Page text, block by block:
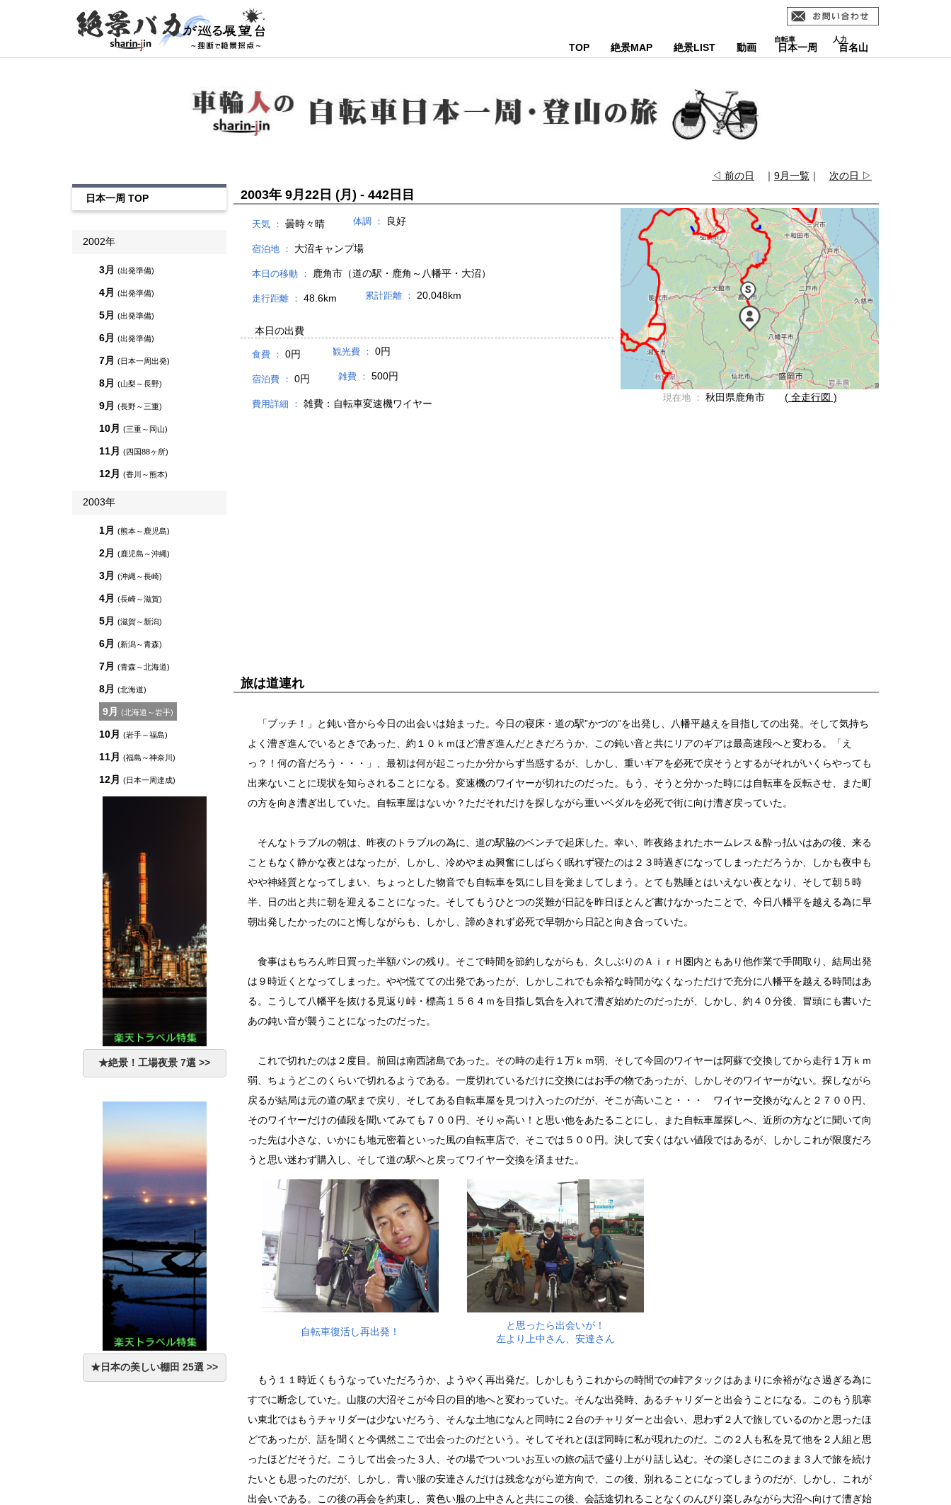
TOP 絶景MAP 絶景LIST 動画 日本一周 百名山
日本一周 TOP
2002年
3月 (出発準備)
4月 (出発準備)
5月 (出発準備)
6月 (出発準備)
7月 (日本一周出発)
8月 (山梨～長野)
9月 (長野～三重)
10月 (三重～岡山)
11月 (四国88ヶ所)
12月 (香川～熊本)
2003年
1月 (熊本～鹿児島)
2月 (鹿児島～沖縄)
3月 (沖縄～長崎)
4月 (長崎～滋賀)
5月 (滋賀～新潟)
6月 (新潟～青森)
7月 (青森～北海道)
8月 (北海道)
9月 (北海道～岩手)
10月 (岩手～福島)
11月 (福島～神奈川)
12月 (日本一周達成)
★絶景！工場夜景 7選 >>
★日本の美しい棚田 25選 >>
◁ 前の日 ｜ 9月一覧 ｜ 次の日 ▷
2003年 9月22日 (月) - 442日目
天気 ： 曇時々晴 体調 ： 良好
宿泊地 ： 大沼キャンプ場
本日の移動 ： 鹿角市（道の駅・鹿角～八幡平・大沼）
走行距離 ： 48.6km 累計距離 ： 20,048km
本日の出費
食費 ： 0円 観光費 ： 0円
宿泊費 ： 0円 雑費 ： 500円
費用詳細 ： 雑費：自転車変速機ワイヤー
現在地 ： 秋田県鹿角市 ( 全走行図 )
旅は道連れ
「ブッチ！」と鈍い音から今日の出会いは始まった。今日の寝床・道の駅”かづの”を出発し、八幡平越えを目指しての出発。そして気持ち
よく漕ぎ進んでいるときであった、約１０ｋｍほど漕ぎ進んだときだろうか、この鈍い音と共にリアのギアは最高速段へと変わる。「え
っ？！何の音だろう・・・」、最初は何が起こったか分からず当惑するが、しかし、重いギアを必死で戻そうとするがそれがいくらやっても
出来ないことに現状を知らされることになる。変速機のワイヤーが切れたのだった。もう、そうと分かった時には自転車を反転させ、また町
の方を向き漕ぎ出していた。自転車屋はないか？ただそれだけを探しながら重いペダルを必死で街に向け漕ぎ戻っていた。
そんなトラブルの朝は、昨夜のトラブルの為に、道の駅脇のベンチで起床した。幸い、昨夜絡まれたホームレス＆酔っ払いはあの後、来る
こともなく静かな夜とはなったが、しかし、冷めやまぬ興奮にしばらく眠れず寝たのは２３時過ぎになってしまっただろうか、しかも夜中も
やや神経質となってしまい、ちょっとした物音でも自転車を気にし目を覚ましてしまう。とても熟睡とはいえない夜となり、そして朝５時
半、日の出と共に朝を迎えることになった。そしてもうひとつの災難が日記を昨日ほとんど書けなかったことで、今日八幡平を越える為に早
朝出発したかったのにと悔しながらも、しかし、諦めきれず必死で早朝から日記と向き合っていた。
食事はもちろん昨日買った半額パンの残り。そこで時間を節約しながらも、久しぶりのＡｉｒＨ圏内ともあり他作業で手間取り、結局出発
は９時近くとなってしまった。やや慌てての出発であったが、しかしこれでも余裕な時間がなくなっただけで充分に八幡平を越える時間はあ
る。こうして八幡平を抜ける見返り峠・標高１５６４ｍを目指し気合を入れて漕ぎ始めたのだったが、しかし、約４０分後、冒頭にも書いた
あの鈍い音が襲うことになったのだった。
これで切れたのは２度目。前回は南西諸島であった。その時の走行１万ｋｍ弱、そして今回のワイヤーは阿蘇で交換してから走行１万ｋｍ
弱、ちょうどこのくらいで切れるようである。一度切れているだけに交換にはお手の物であったが、しかしそのワイヤーがない。探しながら
戻るが結局は元の道の駅まで戻り、そしてある自転車屋を見つけ入ったのだが、そこが高いこと・・・ ワイヤー交換がなんと２７００円、
そのワイヤーだけの値段を聞いてみても７００円、そりゃ高い！と思い他をあたることにし、また自転車屋探しへ、近所の方などに聞いて向
った先は小さな、いかにも地元密着といった風の自転車店で、そこでは５００円。決して安くはない値段ではあるが、しかしこれが限度だろ
うと思い迷わず購入し、そして道の駅へと戻ってワイヤー交換を済ませた。
自転車復活し再出発！
と思ったら出会いが！
左より上中さん、安達さん
もう１１時近くもうなっていただろうか、ようやく再出発だ。しかしもうこれからの時間での峠アタックはあまりに余裕がなさ過ぎる為に
すでに断念していた。山腹の大沼そこが今日の目的地へと変わっていた。そんな出発時、あるチャリダーと出会うことになる。このもう肌寒
い東北ではもうチャリダーは少ないだろう、そんな土地になんと同時に２台のチャリダーと出会い、思わず２人で旅しているのかと思ったほ
どであったが、話を聞くと今偶然ここで出会ったのだという。そしてそれとほぼ同時に私が現れたのだ。この２人も私を見て他を２人組と思
ったほどだそうだ。こうして出会った３人、その場でついついお互いの旅の話で盛り上がり話し込む。その楽しさにこのまま３人で旅を続け
たいとも思ったのだが、しかし、青い服の安達さんだけは残念ながら逆方向で、この後、別れることになってしまうのだが、しかし、これが
出会いである。この後の再会を約束し、黄色い服の上中さんと共にこの後、会話途切れることなくのんびり楽しみながら大沼へ向けて漕ぎ始